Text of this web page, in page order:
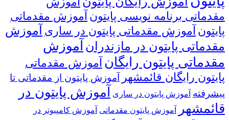
مقدماتی برنامه نویسی پایتون آموزش مقدماتی
پایتون آموزش مقدماتی پایتون در ساری آموزش
مقدماتی پایتون در مازندران آموزش
مقدماتی پایتون رایگان آموزش مقدماتی
پایتون رایگان قائمشهر
آموزش پایتون از مقدماتی تا
پیشرفته آموزش پایتون در ساری آموزش پایتون در
قائمشهر
آموزش پایتون مقدماتی آموزش کامپیوتر در